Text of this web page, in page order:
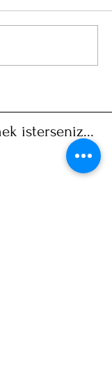
Kitap ve
isterseniz...